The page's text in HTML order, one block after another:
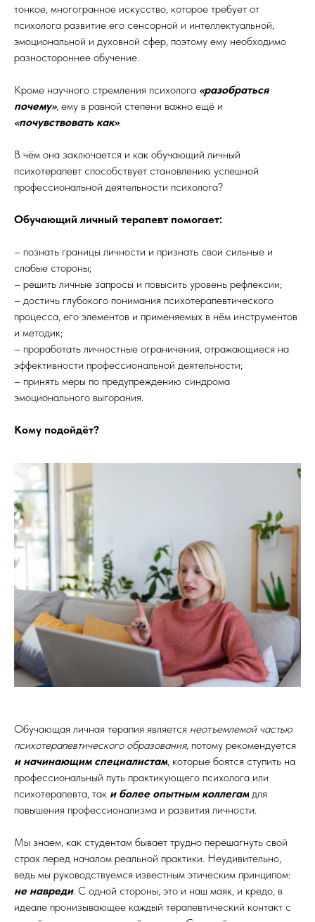
тонкое, многогранное искусство, которое требует от
психолога развитие его сенсорной и интеллектуальной,
эмоциональной и духовной сфер, поэтому ему необходимо
разностороннее обучение.
Кроме научного стремления психолога «разобраться
почему», ему в равной степени важно ещё и
«почувствовать как».
В чём она заключается и как обучающий личный
психотерапевт способствует становлению успешной
профессиональной деятельности психолога?
Обучающий личный терапевт помогает:
– познать границы личности и признать свои сильные и
слабые стороны;
– решить личные запросы и повысить уровень рефлексии;
– достичь глубокого понимания психотерапевтического
процесса, его элементов и применяемых в нём инструментов
и методик;
– проработать личностные ограничения, отражающиеся на
эффективности профессиональной деятельности;
– принять меры по предупреждению синдрома
эмоционального выгорания.
Кому подойдёт?
Обучающая личная терапия является неотъемлемой частью
психотерапевтического образования, потому рекомендуется
и начинающим специалистам, которые боятся ступить на
профессиональный путь практикующего психолога или
психотерапевта, так и более опытным коллегам для
повышения профессионализма и развития личности.
Мы знаем, как студентам бывает трудно перешагнуть свой
страх перед началом реальной практики. Неудивительно,
ведь мы руководствуемся известным этическим принципом:
не навреди. С одной стороны, это и наш маяк, и кредо, в
идеале пронизывающее каждый терапевтический контакт с